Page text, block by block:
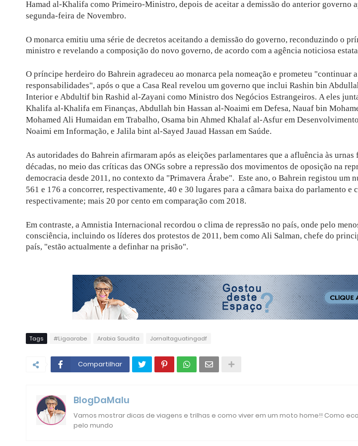
Hamad al-Khalifa como Primeiro-Ministro, depois de aceitar a demissão do anterior governo
segunda-feira de Novembro.
O monarca emitiu uma série de decretos aceitando a demissão do governo, reconduzindo o
ministro e revelando a composição do novo governo, de acordo com a agência noticiosa
O príncipe herdeiro do Bahrein agradeceu ao monarca pela nomeação e prometeu "continuar a
responsabilidades", após o que a Casa Real revelou um governo que inclui Rashin bin
Interior e Abdultif bin Rashid al-Zayani como Ministro dos Negócios Estrangeiros. A eles
Khalifa al-Khalifa em Finanças, Abdullah bin Hassan al-Noaimi em Defesa, Nauaf bin
Mohamed Ali Humaidan em Trabalho, Osama bin Ahmed Khalaf al-Asfur em
Noaimi em Informação, e Jalila bint al-Sayed Jauad Hassan em Saúde.
As autoridades do Bahrein afirmaram após as eleições parlamentares que a afluência às urnas
décadas, no meio das críticas das ONGs sobre a repressão dos movimentos de oposição na
democracia desde 2011, no contexto da "Primavera Árabe". Este ano, o Bahrein registou um
561 e 176 a concorrer, respectivamente, 40 e 30 lugares para a câmara baixa do parlamento e
respectivamente; mais 20 por cento em comparação com 2018.
Em contraste, a Amnistia Internacional recordou o clima de repressão no país, onde pelo
consciência, incluindo os líderes dos protestos de 2011, bem como Ali Salman, chefe do
país, "estão actualmente a definhar na prisão".
Tags #Ligaarabe Arabia Saudita Jornaltaguatingadf
Compartilhar
BlogDaMalu
Vamos mostrar dicas de viagens e trilhas e como viver em um moto home!! Como
pelo mundo